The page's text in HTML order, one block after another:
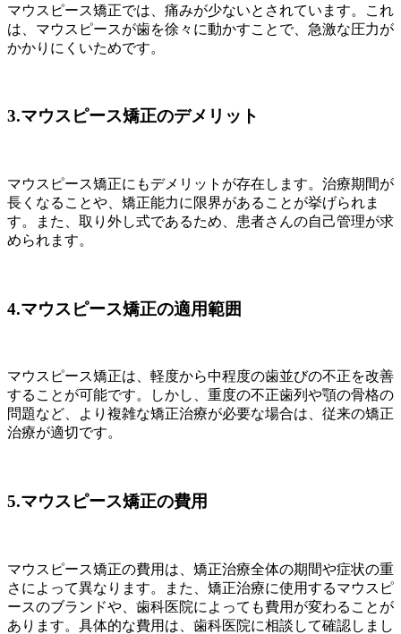
マウスピース矯正では、痛みが少ないとされています。これ
は、マウスピースが歯を徐々に動かすことで、急激な圧力が
かかりにくいためです。
3.マウスピース矯正のデメリット
マウスピース矯正にもデメリットが存在します。治療期間が
長くなることや、矯正能力に限界があることが挙げられま
す。また、取り外し式であるため、患者さんの自己管理が求
められます。
4.マウスピース矯正の適用範囲
マウスピース矯正は、軽度から中程度の歯並びの不正を改善
することが可能です。しかし、重度の不正歯列や顎の骨格の
問題など、より複雑な矯正治療が必要な場合は、従来の矯正
治療が適切です。
5.マウスピース矯正の費用
マウスピース矯正の費用は、矯正治療全体の期間や症状の重
さによって異なります。また、矯正治療に使用するマウスピ
ースのブランドや、歯科医院によっても費用が変わることが
あります。具体的な費用は、歯科医院に相談して確認しまし